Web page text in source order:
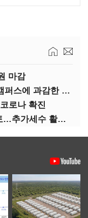
마감
안도걸 차관 "디지털융합 가상캠퍼스에 과감한 인센티브 부여"
로나 확진
홍남기 "경기회복 2차 추경 검토…추가세수 활용할 것"(종합)